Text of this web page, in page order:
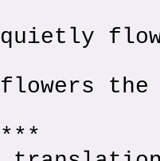
quietly
flowers the
***